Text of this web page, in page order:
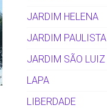
JARDIM HELENA
JARDIM PAULISTA
JARDIM SÃO LUIZ
LAPA
LIBERDADE